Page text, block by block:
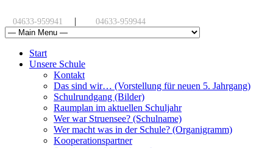
04633-959941 | 04633-959944
Start
Unsere Schule
Kontakt
Das sind wir… (Vorstellung für neuen 5. Jahrgang)
Schulrundgang (Bilder)
Raumplan im aktuellen Schuljahr
Wer war Struensee? (Schulname)
Wer macht was in der Schule? (Organigramm)
Kooperationspartner